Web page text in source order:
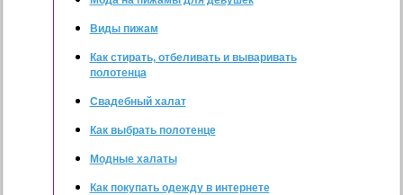
Виды пижам
Как стирать, отбеливать и вываривать
полотенца
Свадебный халат
Как выбрать полотенце
Модные халаты
Как покупать одежду в интернете